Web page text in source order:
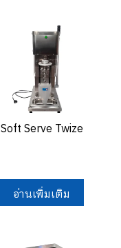
Soft Serve Twize
อ่านเพิ่มเติม